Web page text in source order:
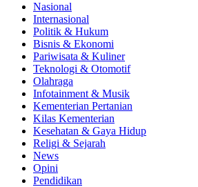
Nasional
Internasional
Politik & Hukum
Bisnis & Ekonomi
Pariwisata & Kuliner
Teknologi & Otomotif
Olahraga
Infotainment & Musik
Kementerian Pertanian
Kilas Kementerian
Kesehatan & Gaya Hidup
Religi & Sejarah
News
Opini
Pendidikan